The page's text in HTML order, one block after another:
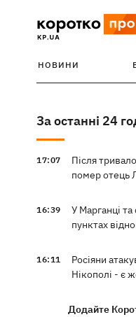
НОВИНИ
За останні 24
17:07
Після
помер отець
16:39
У Марганці та
пунктах
16:11
Росіяни
Нікополі - є
Додайте